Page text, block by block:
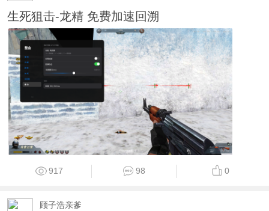
生死狙击-龙精 免费加速回溯
917 98 0
顾子浩亲爹